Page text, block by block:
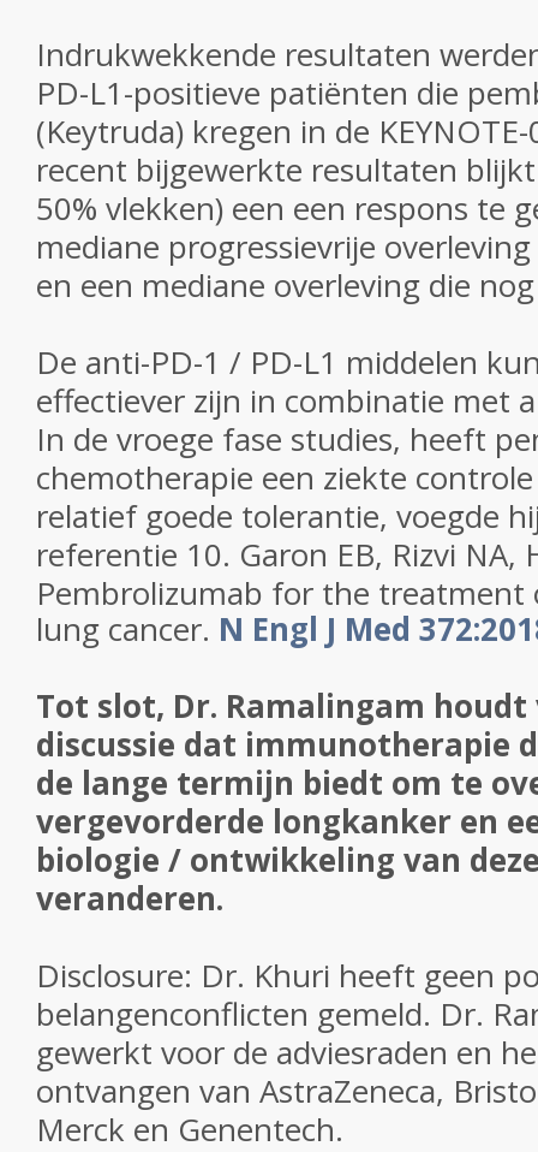
Indrukwekkende resultaten
PD-L1-positieve patiënten die
(Keytruda) kregen in de
recent bijgewerkte resultaten
50% vlekken) een een respons te
mediane progressievrije
en een mediane overleving die
De anti-PD-1 / PD-L1 middelen
effectiever zijn in combinatie met
In de vroege fase studies, heeft
chemotherapie een ziekte
relatief goede tolerantie, voegde
referentie 10. Garon EB, Rizvi NA,
Pembrolizumab for the treatment
lung cancer. N Engl J Med
Tot slot, Dr. Ramalingam houdt
discussie dat immunotherapie
de lange termijn biedt om te
vergevorderde longkanker en
biologie / ontwikkeling van
veranderen.
Disclosure: Dr. Khuri heeft geen
belangenconflicten gemeld. Dr.
gewerkt voor de adviesraden en
ontvangen van AstraZeneca,
Merck en Genentech.